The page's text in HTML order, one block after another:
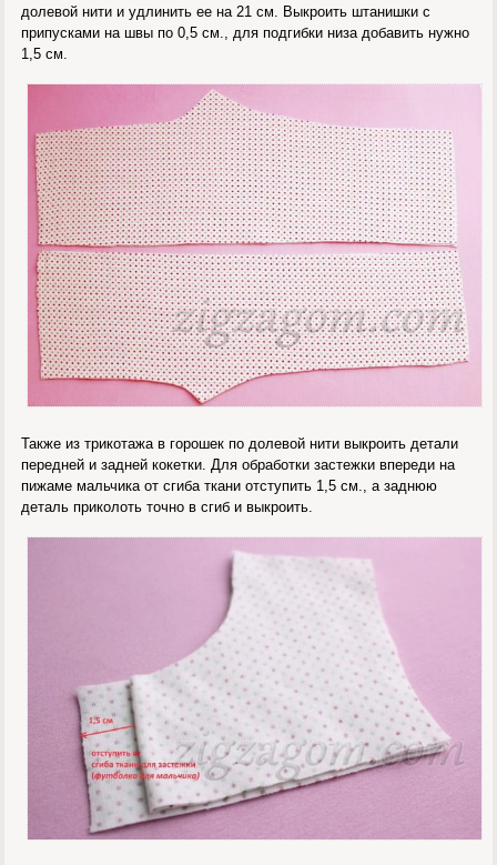
долевой нити и удлинить ее на 21 см. Выкроить штанишки с
припусками на швы по 0,5 см., для подгибки низа добавить нужно
1,5 см.
Также из трикотажа в горошек по долевой нити выкроить детали
передней и задней кокетки. Для обработки застежки впереди на
пижаме мальчика от сгиба ткани отступить 1,5 см., а заднюю
деталь приколоть точно в сгиб и выкроить.